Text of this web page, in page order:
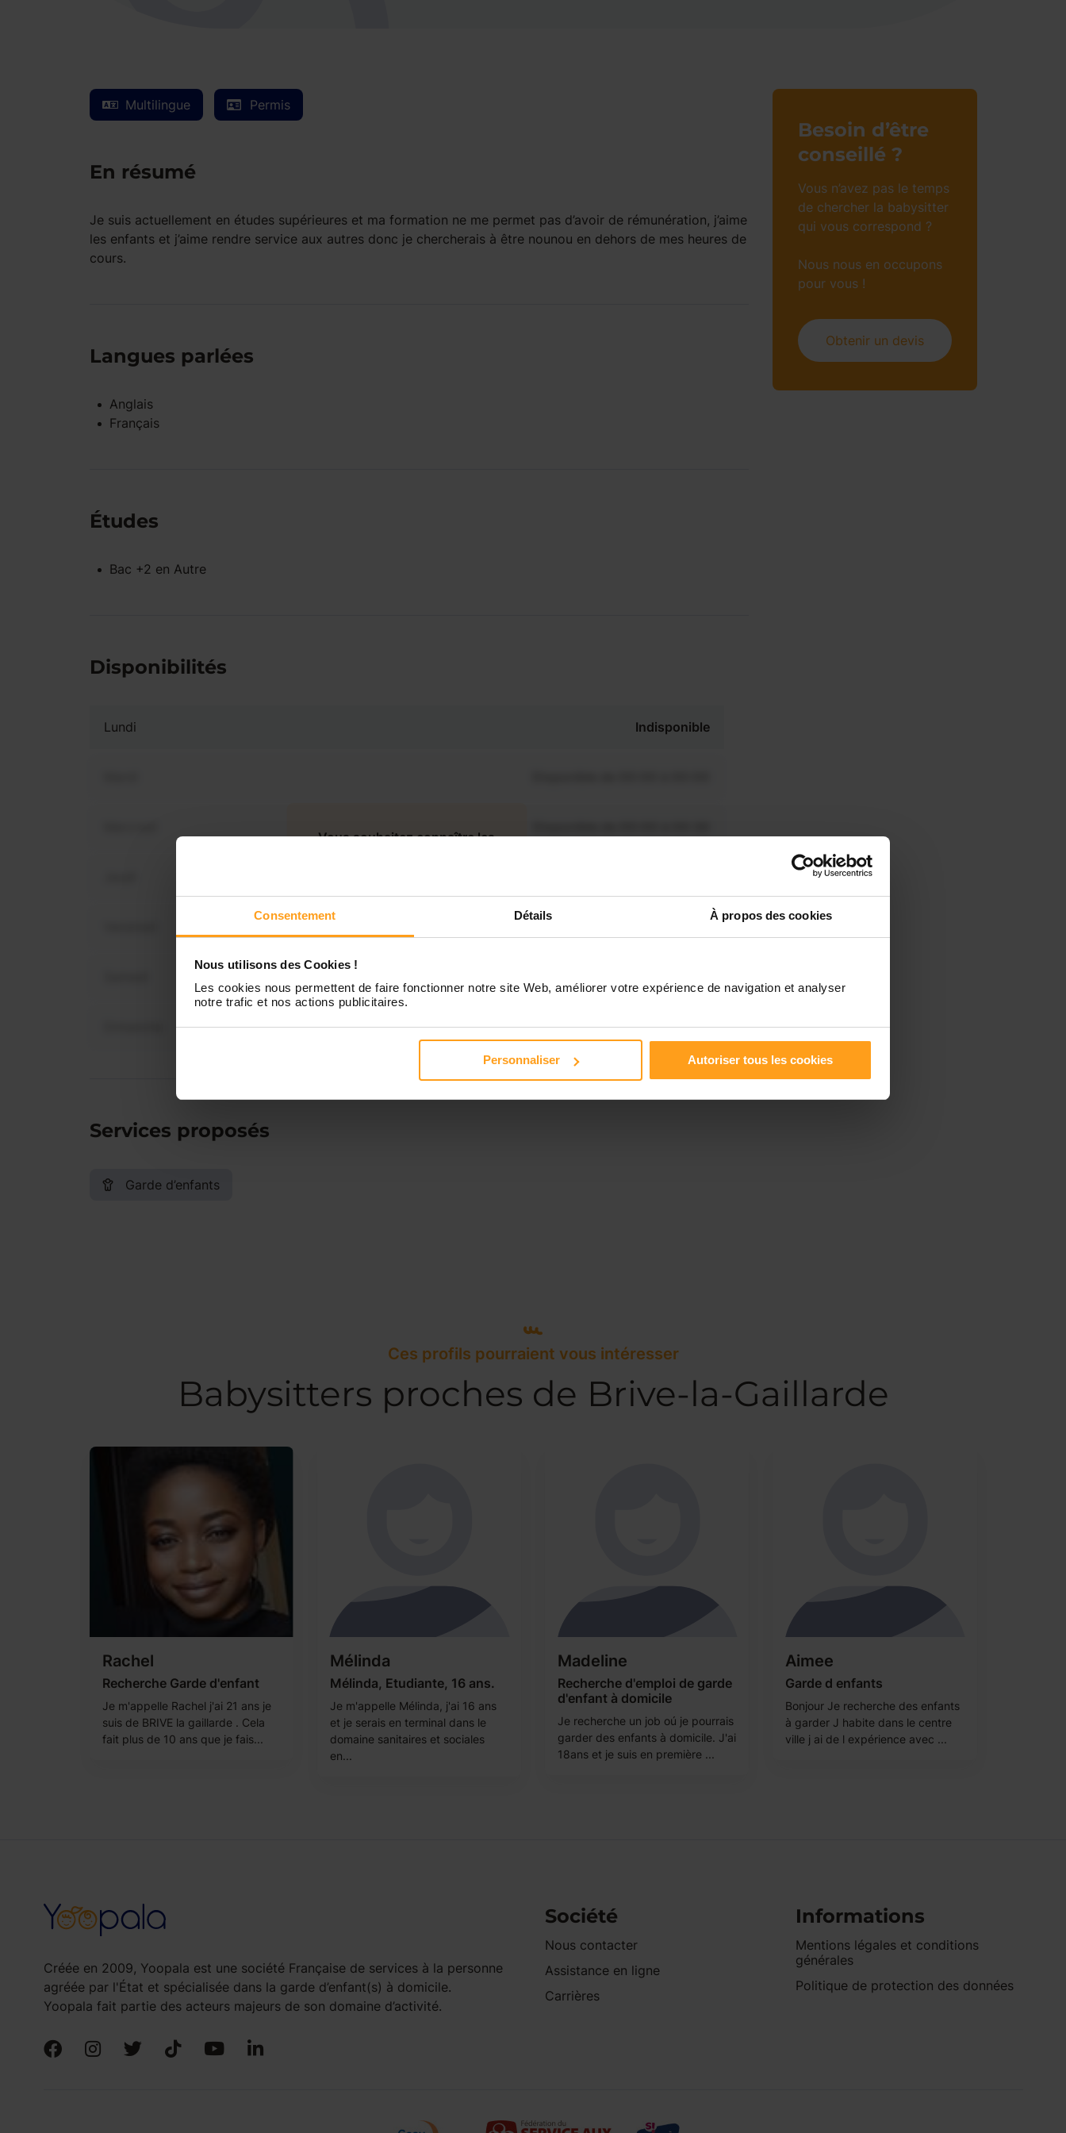
Consentement Détails À propos des cookies
Nous utilisons des Cookies !
Les cookies nous permettent de faire fonctionner notre site Web, améliorer votre expérience de navigation et analyser
notre trafic et nos actions publicitaires.
Personnaliser Autoriser tous les cookies
Multilingue Permis
En résumé
Je suis actuellement en études supérieures et ma formation ne me permet pas d’avoir de rémunération, j’aime
les enfants et j’aime rendre service aux autres donc je chercherais à être nounou en dehors de mes heures de
cours.
Langues parlées
Anglais
Français
Études
Bac +2 en Autre
Disponibilités
Lundi Indisponible
Disponible de 00:00 à 00:00
Vous souhaitez connaître les
Services proposés
Garde d’enfants
Besoin d’être
conseillé ?
Vous n’avez pas le temps
de chercher la babysitter
qui vous correspond ?
Nous nous en occupons
pour vous !
Obtenir un devis
Ces profils pourraient vous intéresser
Babysitters proches de Brive-la-Gaillarde
Rachel
Recherche Garde d'enfant
Je m'appelle Rachel j'ai 21 ans je
suis de BRIVE la gaillarde . Cela
fait plus de 10 ans que je fais...
Mélinda
Mélinda, Etudiante, 16 ans.
Je m'appelle Mélinda, j'ai 16 ans
et je serais en terminal dans le
domaine sanitaires et sociales
en...
Madeline
Recherche d'emploi de garde
d'enfant à domicile
Je recherche un job oú je pourrais
garder des enfants à domicile. J'ai
18ans et je suis en première ...
Aimee
Garde d enfants
Bonjour Je recherche des enfants
à garder J habite dans le centre
ville j ai de l expérience avec ...
Créée en 2009, Yoopala est une société Française de services à la personne
agréée par l'État et spécialisée dans la garde d’enfant(s) à domicile.
Yoopala fait partie des acteurs majeurs de son domaine d’activité.
Société
Nous contacter
Assistance en ligne
Carrières
Informations
Mentions légales et conditions
générales
Politique de protection des données